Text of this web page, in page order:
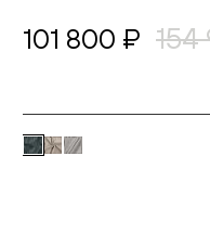
101 800 ₽